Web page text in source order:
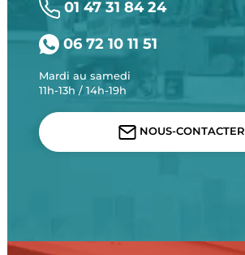
01 47 31 84 24
06 72 10 11 51
Mardi au samedi
11h-13h / 14h-19h
NOUS-CONTACTER